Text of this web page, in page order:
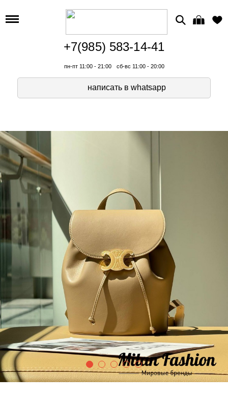
+7(985) 583-14-41
пн-пт 11:00 - 21:00 сб-вс 11:00 - 20:00
написать в whatsapp